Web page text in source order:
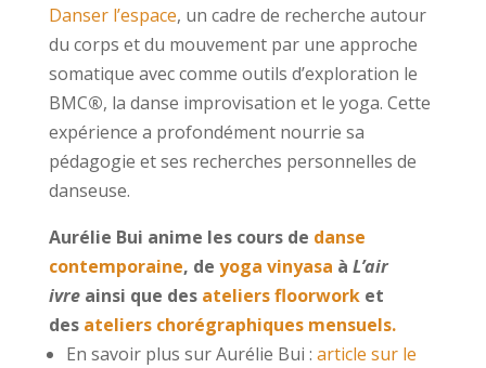
Danser l’espace, un cadre de recherche autour
du corps et du mouvement par une approche
somatique avec comme outils d’exploration le
BMC®, la danse improvisation et le yoga. Cette
expérience a profondément nourrie sa
pédagogie et ses recherches personnelles de
danseuse.
Aurélie Bui anime les cours de danse
contemporaine, de yoga vinyasa à L’air
ivre ainsi que des ateliers floorwork et
des ateliers chorégraphiques mensuels.
En savoir plus sur Aurélie Bui : article sur le